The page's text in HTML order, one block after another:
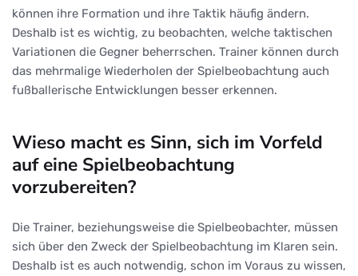
können ihre Formation und ihre Taktik häufig ändern.
Deshalb ist es wichtig, zu beobachten, welche taktischen
Variationen die Gegner beherrschen. Trainer können durch
das mehrmalige Wiederholen der Spielbeobachtung auch
fußballerische Entwicklungen besser erkennen.
Wieso macht es Sinn, sich im Vorfeld
auf eine Spielbeobachtung
vorzubereiten?
Die Trainer, beziehungsweise die Spielbeobachter, müssen
sich über den Zweck der Spielbeobachtung im Klaren sein.
Deshalb ist es auch notwendig, schon im Voraus zu wissen,